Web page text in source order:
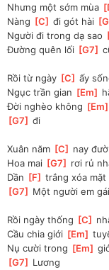
Nhưng một sớm mùa [
Nàng [C ] đi gót hài [G
Người đi trong dạ sao [
Đường quên lối [G7 ]
Rồi từ ngày [C ] ấy
Ngục trần gian [Em
Đời nghèo không [Em
G7
] đi
Xuân năm [C nay
Hoa mai [G7 rơi rủ
Dần [F ] trắng xóa mặt
[G7 Một người em
Rồi ngày thống [C
Cầu chia giới [Em ]
Nụ cười trong [Em ]
G7
Lương